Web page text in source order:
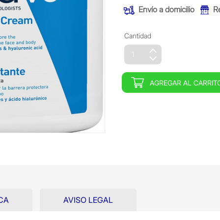
Envío a domicilio
Cantidad
AGREGAR AL
AVISO LEGAL